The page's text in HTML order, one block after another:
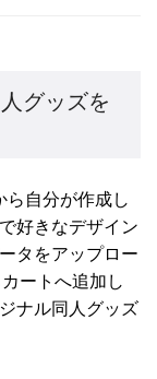
グッズを
ら自分が作成し
好きなデザイン
タをアップロー
ートへ追加し
ナル同人グッズ